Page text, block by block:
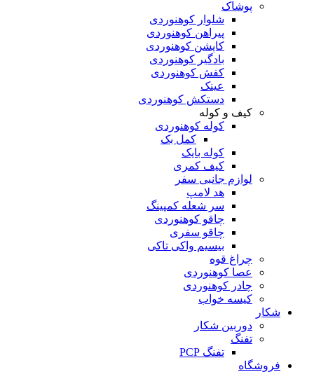
پوشاک
شلوار کوهنوردی
پیراهن کوهنوردی
کاپشن کوهنوردی
بادگیر کوهنوردی
کفش کوهنوردی
عینک
دستکش کوهنوردی
کیف و کوله
کوله کوهنوردی
کمل بک
کوله بایک
کیف کمری
لوازم جانبی سفر
هد لامپ
سر شعله کمپینگ
چاقو کوهنوردی
چاقو سفری
بیسیم واکی تاکی
چراغ قوه
عصا کوهنوردی
چادر کوهنوردی
کیسه خواب
شکار
دوربین شکار
تفنگ
تفنگ PCP
فروشگاه